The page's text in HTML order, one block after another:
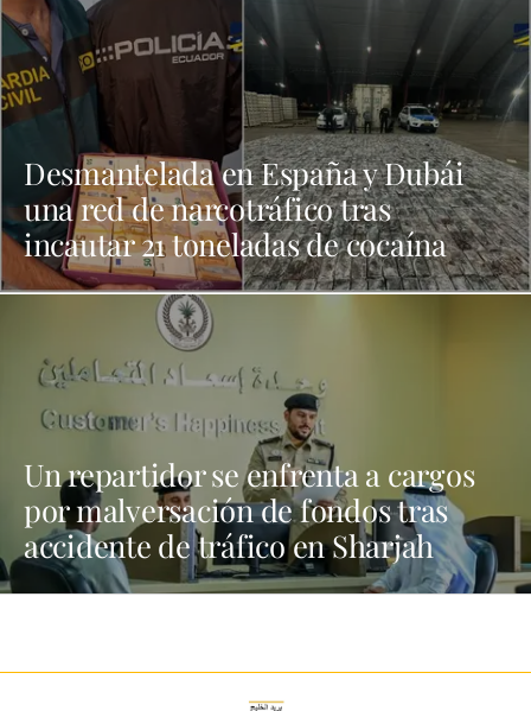
Desmantelada en España y Dubái
una red de narcotráfico tras
incautar 21 toneladas de cocaína
Un repartidor se enfrenta a cargos
por malversación de fondos tras
accidente de tráfico en Sharjah